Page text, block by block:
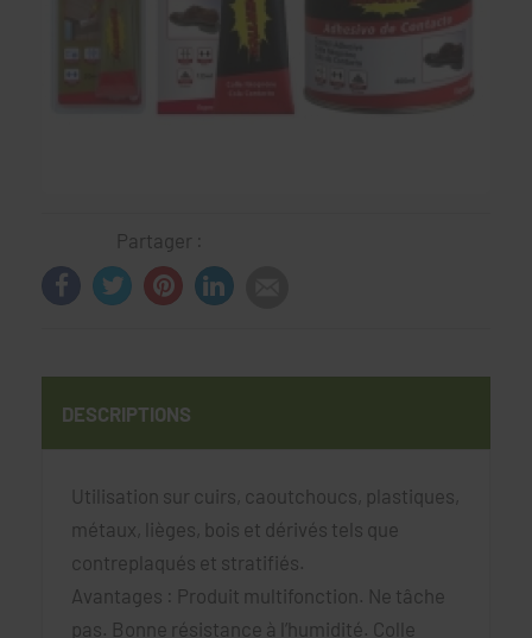
Partager :
DESCRIPTIONS
Utilisation sur cuirs, caoutchoucs, plastiques,
métaux, lièges, bois et dérivés tels que
contreplaqués et stratifiés.
Avantages : Produit multifonction. Ne tâche
pas. Bonne résistance à l’humidité. Colle